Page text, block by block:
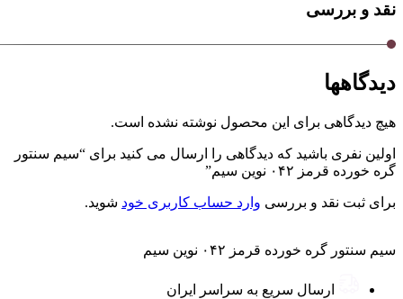
نقد و بررسی
دیدگاهها
هیچ دیدگاهی برای این محصول نوشته نشده است.
اولین نفری باشید که دیدگاهی را ارسال می کنید برای “سیم سنتور
گره خورده قرمز ۰۴۲ نوین سیم”
برای ثبت نقد و بررسی وارد حساب کاربری خود شوید.
سیم سنتور گره خورده قرمز ۰۴۲ نوین سیم
ارسال سریع به سراسر ایران